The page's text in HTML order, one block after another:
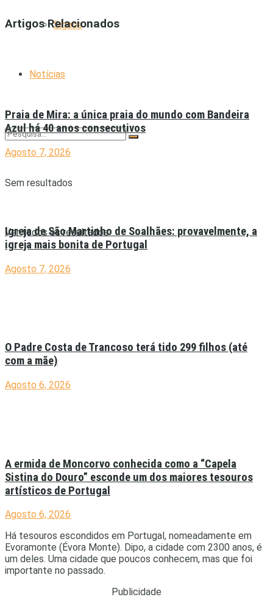
Signos
Notícias
Sem resultados
Ver todos os resultados
Artigos Relacionados
Praia de Mira: a única praia do mundo com Bandeira
Azul há 40 anos consecutivos
Agosto 7, 2026
Igreja de São Martinho de Soalhães: provavelmente, a
igreja mais bonita de Portugal
Agosto 7, 2026
O Padre Costa de Trancoso terá tido 299 filhos (até
com a mãe)
Agosto 6, 2026
A ermida de Moncorvo conhecida como a “Capela
Sistina do Douro” esconde um dos maiores tesouros
artísticos de Portugal
Agosto 6, 2026
Há tesouros escondidos em Portugal, nomeadamente em
Evoramonte (Évora Monte). Dipo, a cidade com 2300 anos, é
um deles. Uma cidade que poucos conhecem, mas que foi
importante no passado.
Publicidade